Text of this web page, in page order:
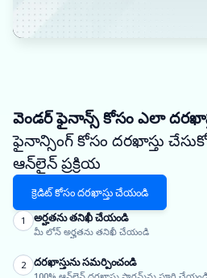
వెండర్ ఫైనాన్స్ కోసం ఎలా
ఫైనాన్సింగ్ కోసం దరఖాస్తు
ఆన్‌లైన్ ప్రక్రియ
క్రెడిట్ కోసం దరఖాస్తు చేయండి
1 అర్హతను తనిఖీ చేయండి
మీ లోన్ అర్హతను తనిఖీ చేయండి
2 దరఖాస్తును సమర్పించండి